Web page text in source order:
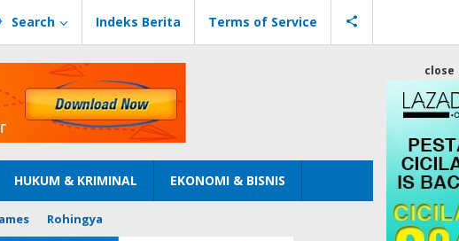
Search Indeks Berita Terms of Service
HUKUM & KRIMINAL EKONOMI & BISNIS
Rohingya
close